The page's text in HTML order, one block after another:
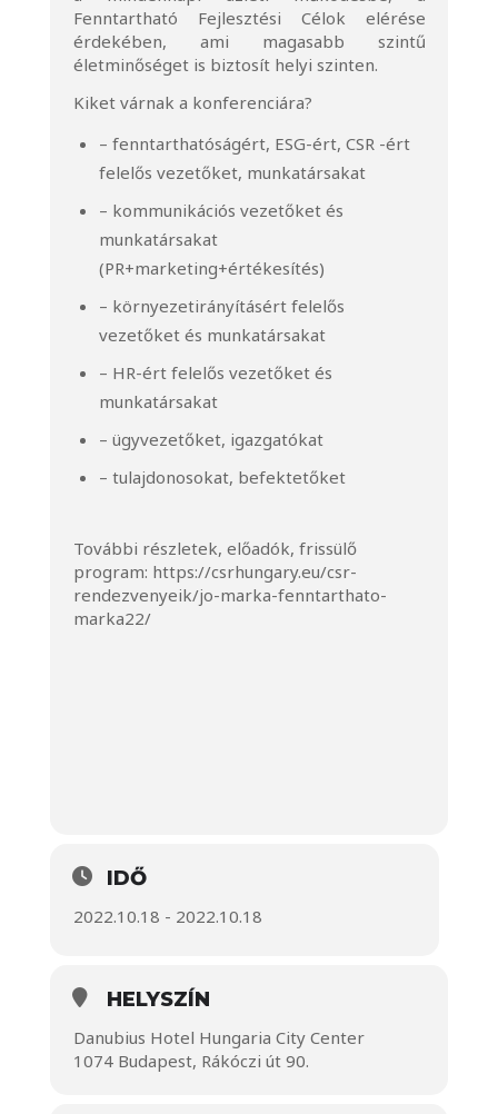
Fenntartható Fejlesztési Célok elérése
érdekében, ami magasabb szintű
életminőséget is biztosít helyi szinten.
Kiket várnak a konferenciára?
– fenntarthatóságért, ESG-ért, CSR -ért
felelős vezetőket, munkatársakat
– kommunikációs vezetőket és
munkatársakat
(PR+marketing+értékesítés)
– környezetirányításért felelős
vezetőket és munkatársakat
– HR-ért felelős vezetőket és
munkatársakat
– ügyvezetőket, igazgatókat
– tulajdonosokat, befektetőket
További részletek, előadók, frissülő
program: https://csrhungary.eu/csr-
rendezvenyeik/jo-marka-fenntarthato-
marka22/
IDŐ
2022.10.18 - 2022.10.18
HELYSZÍN
Danubius Hotel Hungaria City Center
1074 Budapest, Rákóczi út 90.